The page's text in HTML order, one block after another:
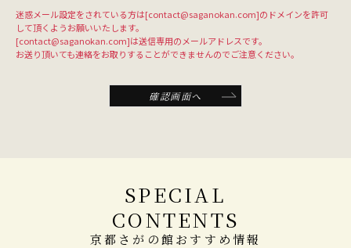
迷惑メール設定をされている方は[contact@saganokan.com]のドメインを許可
して頂くようお願いいたします。
[contact@saganokan.com]は送信専用のメールアドレスです。
お送り頂いても連絡をお取りすることができませんのでご注意ください。
確認画面へ
SPECIAL
CONTENTS
京都さがの館おすすめ情報